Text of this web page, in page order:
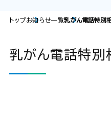
トップお知らせ一覧乳がん電話特別
乳がん電話特別